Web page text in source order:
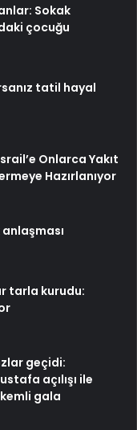
Sokak
çocuğu
tatil hayal
Onlarca Yakıt
Hazırlanıyor
tarla kurudu:
geçidi:
açılışı ile
gala